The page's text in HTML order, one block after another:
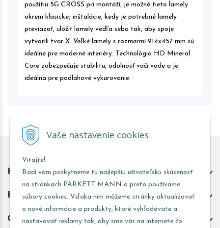
Vaše nastavenie cookies
Vitajte!
Radi vám poskytneme tú najlepšiu užívateľskú skúsenosť
na stránkach PARKETT MANN a preto používame
súbory cookies. Vďaka nim môžeme stránky aktualizovať
o nové informácie a produkty, ktoré vyhľadávate a
nastavovať reklamy tak, aby sme vás na internete čo
použitiu 5G CROSS pri montáži, je možné tieto lamely
okrem klasickej inštalácie, kedy je potrebné lamely
previazať, uložiť lamely vedľa seba tak, aby spoje
vytvorili tvar X. Veľké lamely s rozmermi 914x457 mm sú
ideálne pre moderné interiéry. Technológia HD Mineral
Core zabezpečuje stabilitu, odolnosť voči vode a je
ideálna pre podlahové vykurovanie.
Kontakt predajňa Trnava
Kontakt predajňa Žarnovica
Obchodné informácie